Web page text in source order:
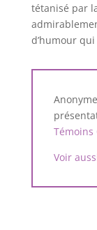
tétanisé par
d’humour
Anonyme
Témoins
Voir